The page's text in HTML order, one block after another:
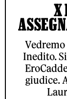
X
Vedremo
Inedito.
giudice.